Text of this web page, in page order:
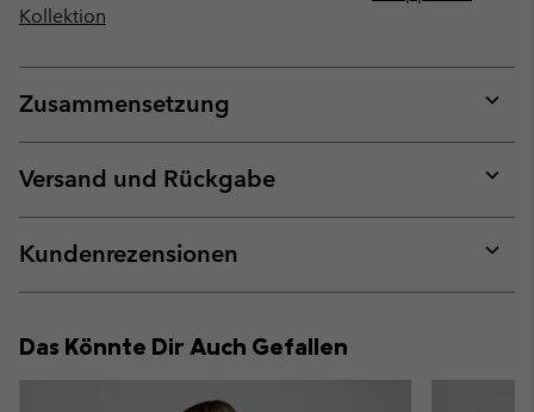
Kollektion
Zusammensetzung
or
Versand und Rückgabe
or
Kundenrezensionen
or
Das Könnte Dir Auch Gefallen